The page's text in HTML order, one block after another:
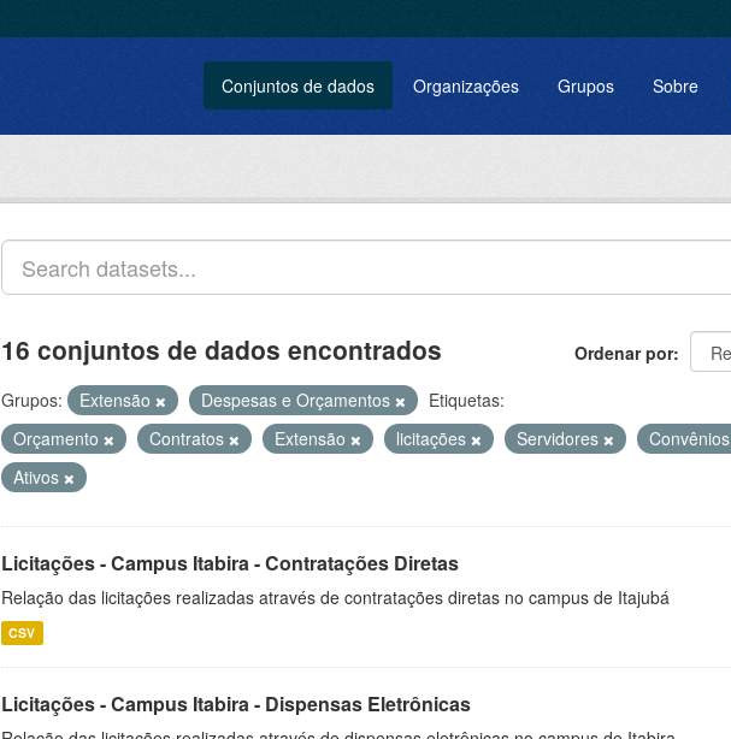
Conjuntos de dados Organizações Grupos Sobre
Ordenar por
16 conjuntos de dados encontrados
Grupos: Extensão Despesas e Orçamentos
Etiquetas:
Orçamento
Contratos Extensão licitações Servidores Convênios
Ativos
Licitações - Campus Itabira - Contratações Diretas
Relação das licitações realizadas através de contratações diretas no campus de Itajubá
CSV
Licitações - Campus Itabira - Dispensas Eletrônicas